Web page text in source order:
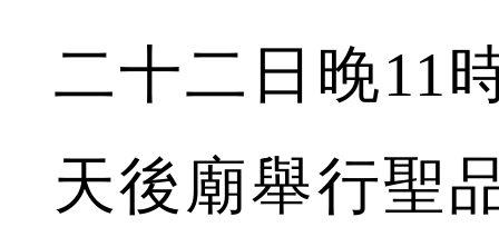
二十二日晚11
天後廟舉行聖